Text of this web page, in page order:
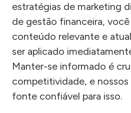
estratégias de marketing
de gestão financeira,
conteúdo relevante e
ser aplicado
Manter-se informado é
competitividade, e nossos
fonte confiável para isso.